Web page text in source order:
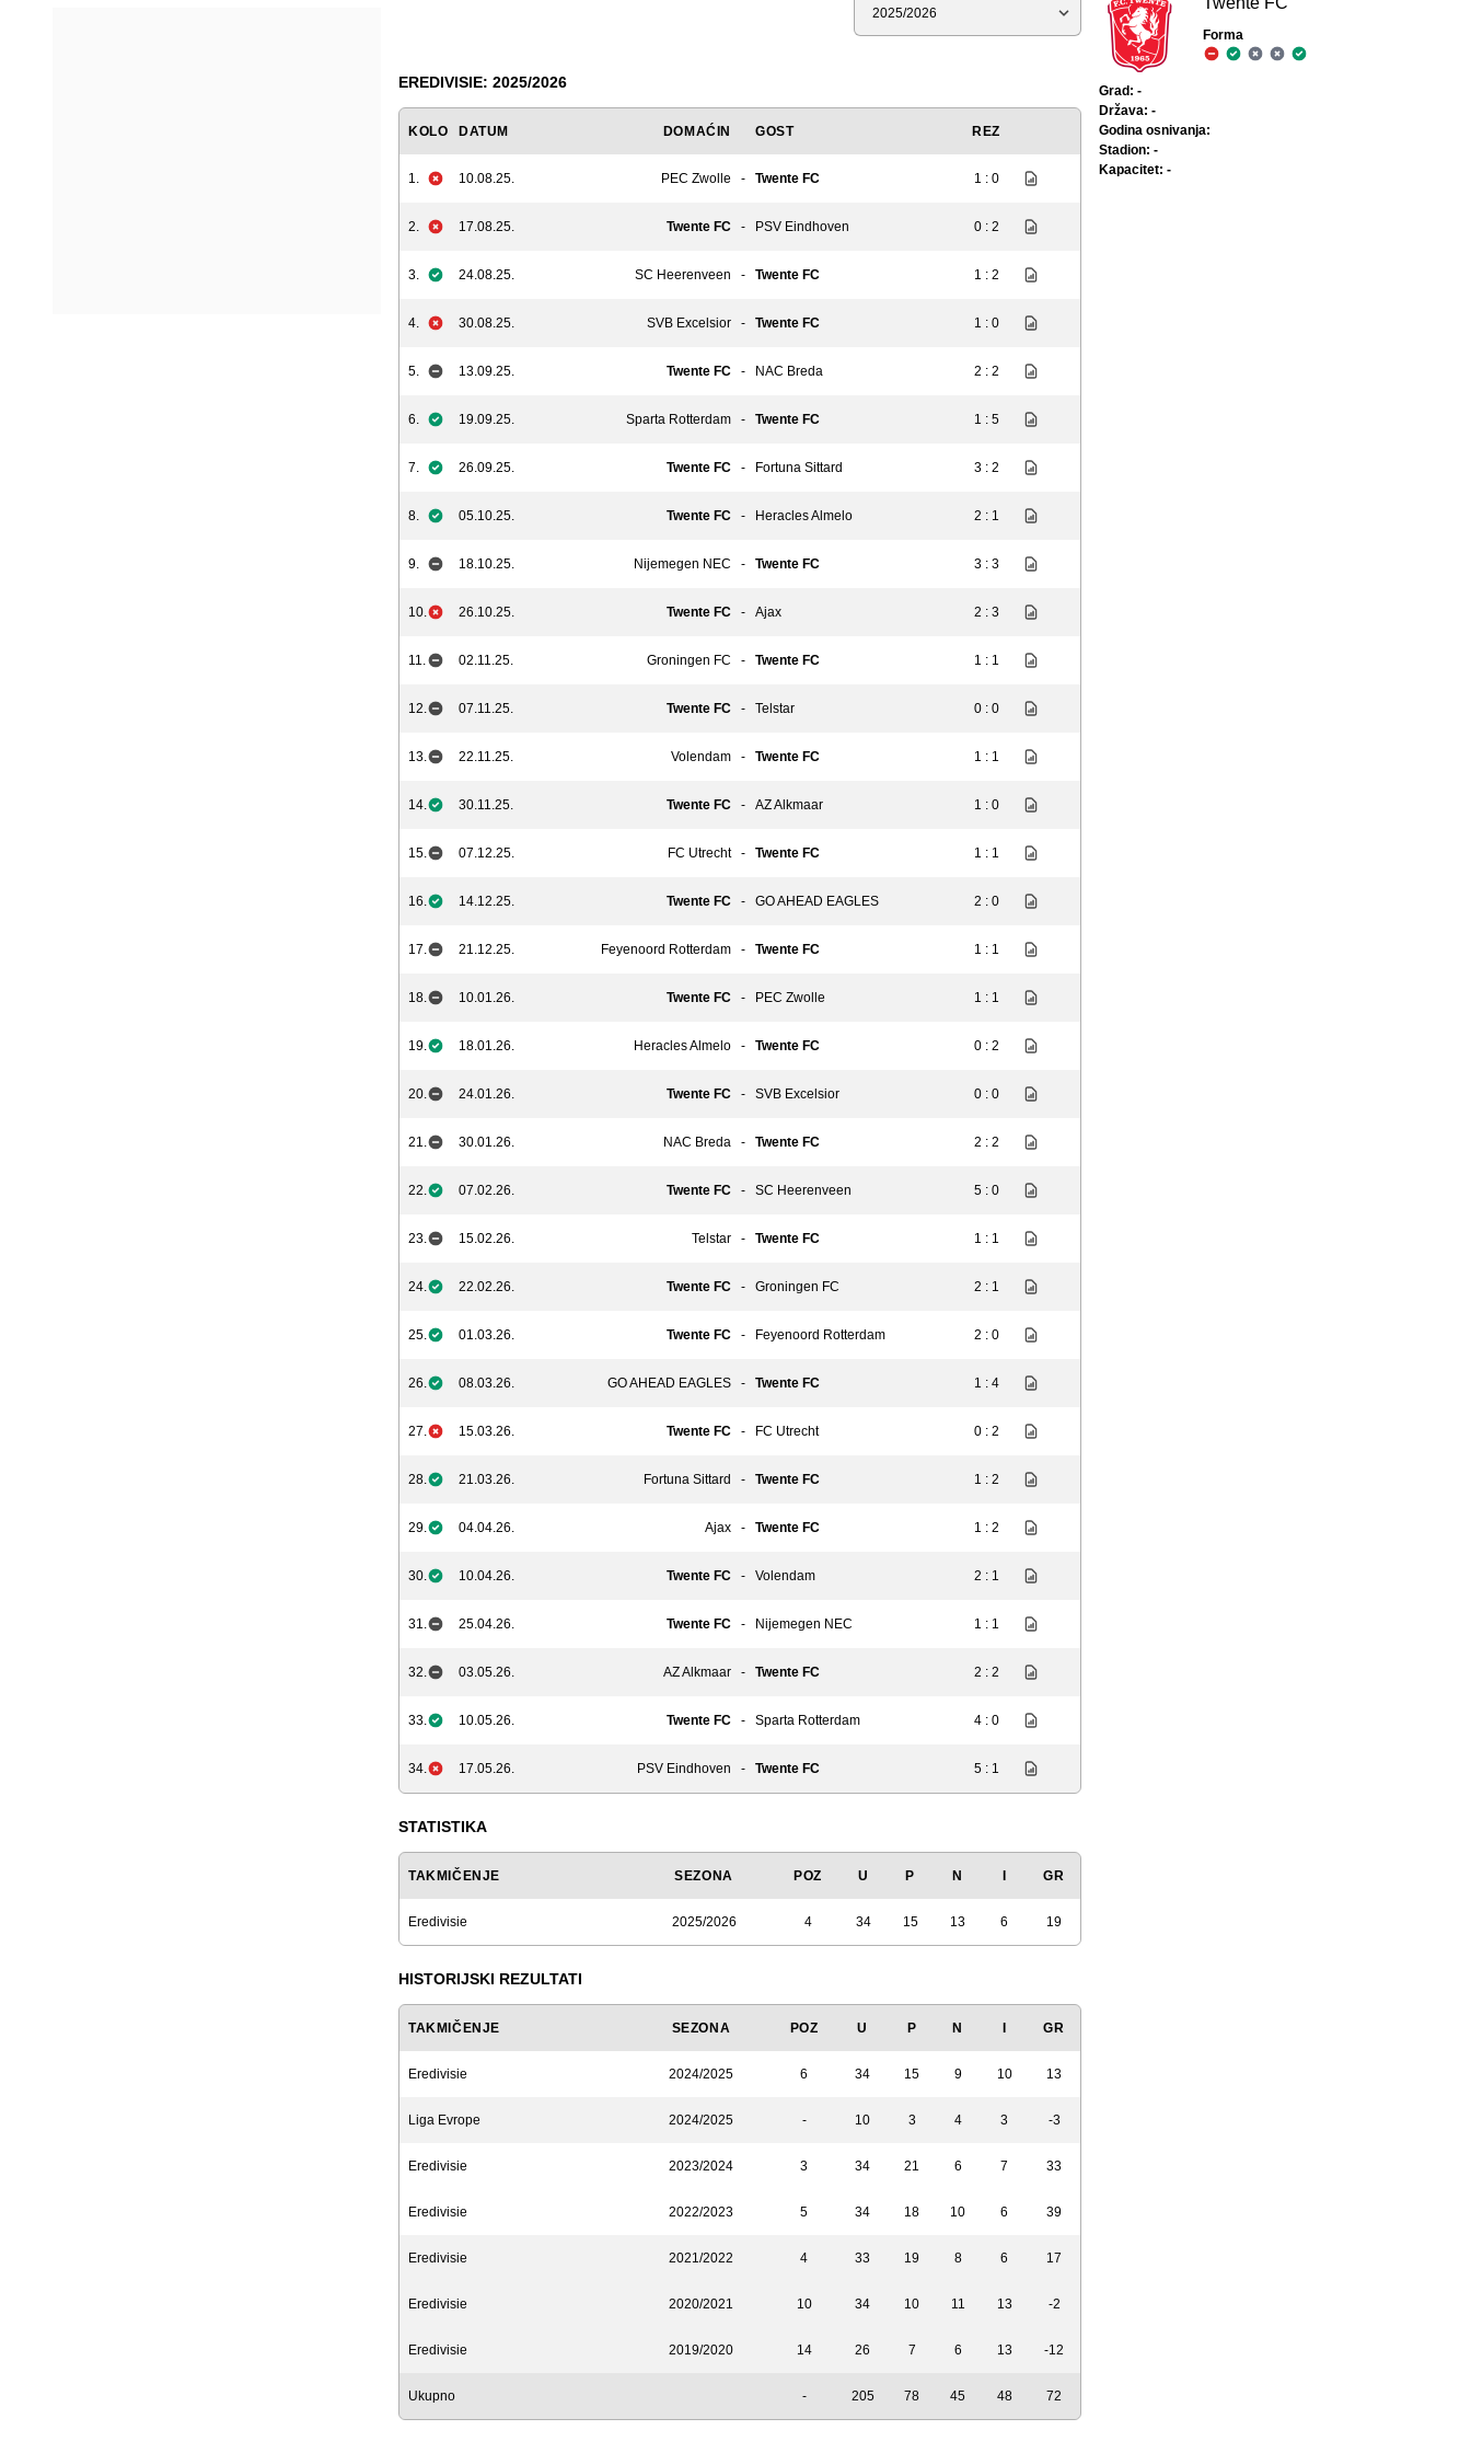
EREDIVISIE: 2025/2026
KOLO DATUM DOMAĆIN GOST REZ
1. 10.08.25. PEC Zwolle - Twente FC 1 : 0
2. 17.08.25. Twente FC - PSV Eindhoven 0 : 2
3. 24.08.25. SC Heerenveen - Twente FC 1 : 2
4. 30.08.25. SVB Excelsior - Twente FC 1 : 0
5. 13.09.25. Twente FC - NAC Breda 2 : 2
6. 19.09.25. Sparta Rotterdam - Twente FC 1 : 5
7. 26.09.25. Twente FC - Fortuna Sittard 3 : 2
8. 05.10.25. Twente FC - Heracles Almelo 2 : 1
9. 18.10.25. Nijemegen NEC - Twente FC 3 : 3
10. 26.10.25. Twente FC - Ajax 2 : 3
11. 02.11.25. Groningen FC - Twente FC 1 : 1
12. 07.11.25. Twente FC - Telstar 0 : 0
13. 22.11.25. Volendam - Twente FC 1 : 1
14. 30.11.25. Twente FC - AZ Alkmaar 1 : 0
15. 07.12.25. FC Utrecht - Twente FC 1 : 1
16. 14.12.25. Twente FC - GO AHEAD EAGLES 2 : 0
17. 21.12.25. Feyenoord Rotterdam - Twente FC 1 : 1
18. 10.01.26. Twente FC - PEC Zwolle 1 : 1
19. 18.01.26. Heracles Almelo - Twente FC 0 : 2
20. 24.01.26. Twente FC - SVB Excelsior 0 : 0
21. 30.01.26. NAC Breda - Twente FC 2 : 2
22. 07.02.26. Twente FC - SC Heerenveen 5 : 0
23. 15.02.26. Telstar - Twente FC 1 : 1
24. 22.02.26. Twente FC - Groningen FC 2 : 1
25. 01.03.26. Twente FC - Feyenoord Rotterdam 2 : 0
26. 08.03.26. GO AHEAD EAGLES - Twente FC 1 : 4
27. 15.03.26. Twente FC - FC Utrecht 0 : 2
28. 21.03.26. Fortuna Sittard - Twente FC 1 : 2
29. 04.04.26. Ajax - Twente FC 1 : 2
30. 10.04.26. Twente FC - Volendam 2 : 1
31. 25.04.26. Twente FC - Nijemegen NEC 1 : 1
32. 03.05.26. AZ Alkmaar - Twente FC 2 : 2
33. 10.05.26. Twente FC - Sparta Rotterdam 4 : 0
34. 17.05.26. PSV Eindhoven - Twente FC 5 : 1
STATISTIKA
TAKMIČENJE SEZONA POZ U P N GR
Eredivisie 2025/2026 4 34 15 13 6 19
HISTORIJSKI REZULTATI
TAKMIČENJE SEZONA POZ U P N GR
Eredivisie 2024/2025 6 34 15 9 10 13
Liga Evrope 2024/2025 - 10 3 4 3 -3
Eredivisie 2023/2024 3 34 21 6 7 33
Eredivisie 2022/2023 5 34 18 10 6 39
Eredivisie 2021/2022 4 33 19 8 6 17
Eredivisie 2020/2021 10 34 10 11 13 -2
Eredivisie 2019/2020 14 26 7 6 13 -12
Ukupno - 205 78 45 48 72
Forma
Grad: -
Država: -
Godina osnivanja:
Stadion: -
Kapacitet: -